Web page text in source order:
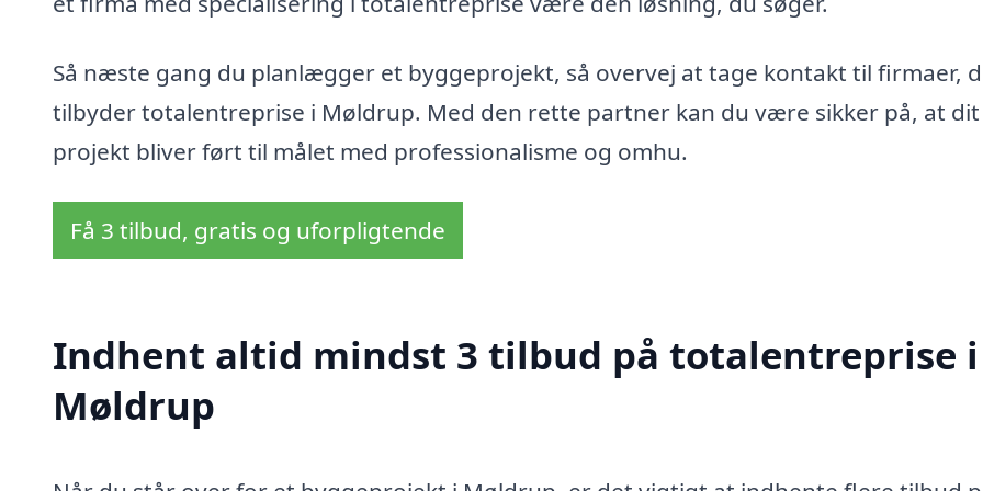
Så næste gang du planlægger et byggeprojekt, så overvej at tage kontakt til firmaer,
tilbyder totalentreprise i Møldrup. Med den rette partner kan du være sikker på, at dit
projekt bliver ført til målet med professionalisme og omhu.
Få 3 tilbud, gratis og uforpligtende
Indhent altid mindst 3 tilbud på totalentreprise i
Møldrup